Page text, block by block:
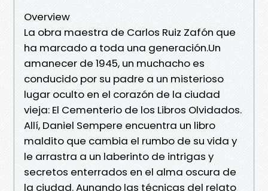
Overview
La obra maestra de Carlos Ruiz Zafón que
ha marcado a toda una generación.Un
amanecer de 1945, un muchacho es
conducido por su padre a un misterioso
lugar oculto en el corazón de la ciudad
vieja: El Cementerio de los Libros Olvidados.
Allí, Daniel Sempere encuentra un libro
maldito que cambia el rumbo de su vida y
le arrastra a un laberinto de intrigas y
secretos enterrados en el alma oscura de
la ciudad. Aunando las técnicas del relato